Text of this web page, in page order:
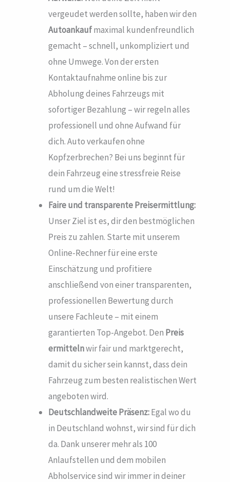
vergeudet werden sollte, haben wir den
Autoankaufmaximal kundenfreundlich
gemacht – schnell, unkompliziert und
ohne Umwege. Von der ersten
Kontaktaufnahme online bis zur
Abholung deines Fahrzeugs mit
sofortiger Bezahlung – wir regeln alles
professionell und ohne Aufwand für
dich. Auto verkaufen ohne
Kopfzerbrechen? Bei uns beginnt für
dein Fahrzeug eine stressfreie Reise
rund um die Welt!
Faire und transparente Preisermittlung:
Unser Ziel ist es, dir den bestmöglichen
Preis zu zahlen. Starte mit unserem
Online-Rechner für eine erste
Einschätzung und profitiere
anschließend von einer transparenten,
professionellen Bewertung durch
unsere Fachleute – mit einem
garantierten Top-Angebot. Den Preis
ermittelnwir fair und marktgerecht,
damit du sicher sein kannst, dass dein
Fahrzeug zum besten realistischen Wert
angeboten wird.
Deutschlandweite Präsenz:Egal wo du
in Deutschland wohnst, wir sind für dich
da. Dank unserer mehr als 100
Anlaufstellen und dem mobilen
Abholservice sind wir immer in deiner